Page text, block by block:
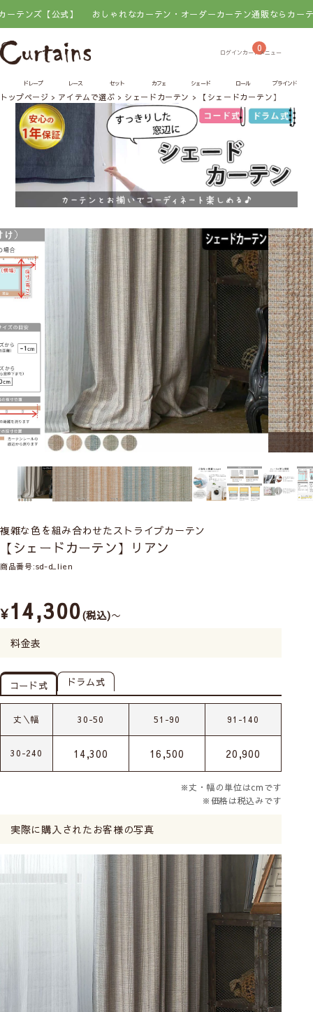
公式】 おしゃれなカーテン・オーダーカーテン通販ならカーテンズ【公式
0
ドレープ レース セット カフェ シェード ロール ブラインド
トップページ アイテムで選ぶ シェードカーテン 【シェードカーテン】リアン
複雑な色を組み合わせたストライプカーテン
【シェードカーテン】リアン
商品番号 sd-d_lien
¥14,300 税込 〜
料金表
コード式 ドラム式
丈＼幅 30-50 51-90 91-140
30-240 14,300 16,500 20,900
※丈・幅の単位はcmです
※価格は税込みです
実際に購入されたお客様の写真